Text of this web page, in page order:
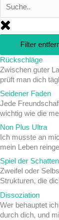
Filter
Rückschläge
Zwischen guter
prüft man dich
Seidener Faden
Jede
wichtig wie die
Non Plus Ultra
Ich musste an
mein Leben
Spiel der Schatten
Zweifel oder
Strukturen, die
Dissoziation
Wer behauptet
durch dich, und